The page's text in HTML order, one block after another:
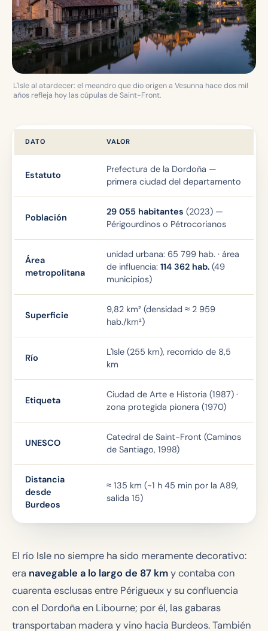
L'Isle al atardecer: el meandro que dio origen a Vesunna hace dos mil
años refleja hoy las cúpulas de Saint-Front.
DATO VALOR
Estatuto
Prefectura de la Dordoña —
primera ciudad del departamento
Población
29 055 habitantes (2023) —
Périgourdinos o Pétrocorianos
Área
metropolitana
unidad urbana: 65 799 hab. · área
de influencia: 114 362 hab. (49
municipios)
Superficie
9,82 km² (densidad ≈ 2 959
hab./km²)
Río
L'Isle (255 km), recorrido de 8,5
km
Etiqueta
Ciudad de Arte e Historia (1987) ·
zona protegida pionera (1970)
UNESCO
Catedral de Saint-Front (Caminos
de Santiago, 1998)
Distancia
desde
Burdeos
≈ 135 km (~1 h 45 min por la A89,
salida 15)
El río Isle no siempre ha sido meramente decorativo:
era navegable a lo largo de 87 kmy contaba con
cuarenta esclusas entre Périgueux y su confluencia
con el Dordoña en Libourne; por él, las gabaras
transportaban madera y vino hacia Burdeos. También